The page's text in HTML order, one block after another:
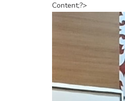
Content;?>